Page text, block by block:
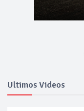
Ultimos Videos